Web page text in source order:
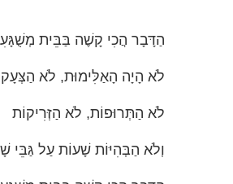
הַדָּבָר הֲכִי קָשֶׁה בַּבֵּית
לֹא הָיָה הָאַלִּימוּת, לֹא
לֹא הַתְּרוּפוֹת, לֹא הַזְּרִיקוֹת
וְלֹא הַבְּהִיּוֹת שָׁעוֹת עַל גַּבֵּי